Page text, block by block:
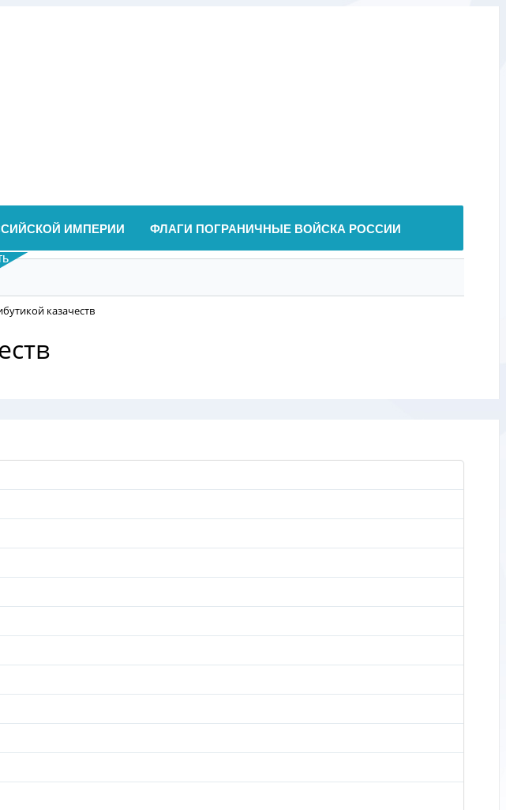
ИМПЕРИИ ФЛАГИ ПОГРАНИЧНЫЕ ВОЙСКА РОССИИ
казачеств